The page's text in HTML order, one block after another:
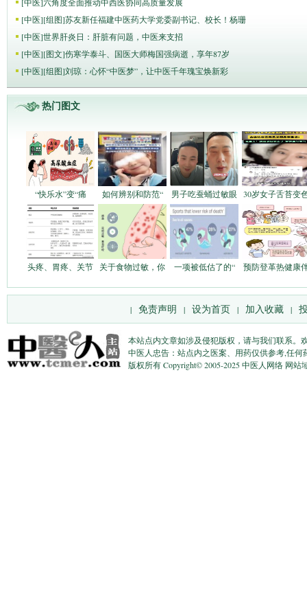
[中医][组图]苏友新任福建中医药大学党委副书记、校长！杨珊
[中医]世界肝炎日：肝脏有问题，中医来支招
[中医][图文]伤寒学泰斗、国医大师梅国强病逝，享年87岁
[中医][组图]刘琼：心怀“中医梦”，让中医千年瑰宝焕新彩
热门图文
“快乐水”变“痛 如何辨别和防范“ 男子吃蚕蛹过敏眼 30岁女子舌苔变
头疼、胃疼、关节 关于食物过敏，你 一项被低估了的“ 预防登革热健康
| 免责声明 | 设为首页 | 加入收藏 |
本站点内文章如涉及侵犯版权，请与我们联系。
中医人忠告：站点内之医案、用药仅供参考,任
版权所有 Copyright© 2005-2025 中医人网络 网站